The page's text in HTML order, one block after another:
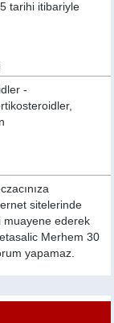
tarihi itibariyle
-
sitelerinde
muayene ederek
Merhem 30
yapamaz.